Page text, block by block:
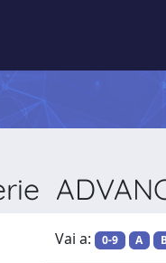
Vai a: 0-9 A